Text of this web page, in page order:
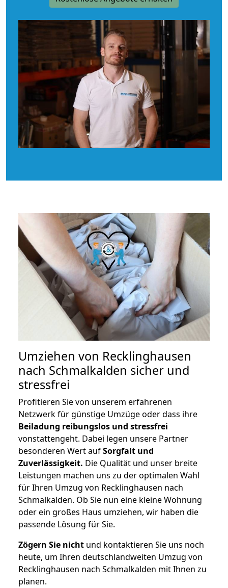
Umziehen von Recklinghausen
nach Schmalkalden sicher und
stressfrei
Profitieren Sie von unserem erfahrenen
Netzwerk für günstige Umzüge oder dass ihre
Beiladung reibungslos und stressfrei
vonstattengeht. Dabei legen unsere Partner
besonderen Wert aufSorgfalt und
Zuverlässigkeit. Die Qualität und unser breite
Leistungen machen uns zu der optimalen Wahl
für Ihren Umzug von Recklinghausen nach
Schmalkalden. Ob Sie nun eine kleine Wohnung
oder ein großes Haus umziehen, wir haben die
passende Lösung für Sie.
Zögern Sie nicht und kontaktieren Sie uns noch
heute, um Ihren deutschlandweiten Umzug von
Recklinghausen nach Schmalkalden mit Ihnen zu
planen.